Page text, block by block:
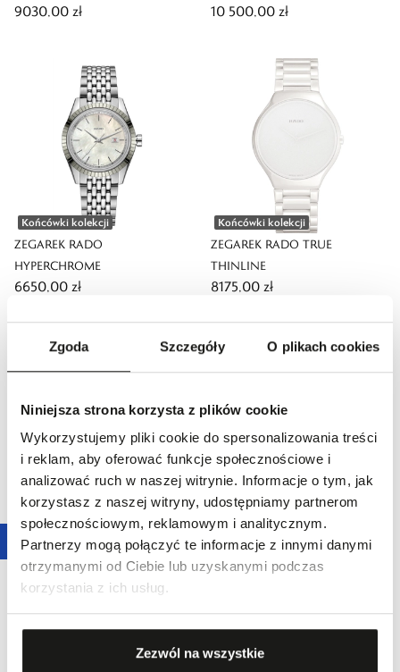
Zgoda Szczegóły O plikach cookies
Niniejsza strona korzysta z plików cookie
Wykorzystujemy pliki cookie do spersonalizowania treści
i reklam, aby oferować funkcje społecznościowe i
analizować ruch w naszej witrynie. Informacje o tym, jak
korzystasz z naszej witryny, udostępniamy partnerom
społecznościowym, reklamowym i analitycznym.
Partnerzy mogą połączyć te informacje z innymi danymi
otrzymanymi od Ciebie lub uzyskanymi podczas
korzystania z ich usług.
Zezwól na wszystkie
LIMITED EDITION
9030,00 zł 10 500,00 zł
Końcówki kolekcji
ZEGAREK RADO
HYPERCHROME
6650,00 zł
Końcówki kolekcji
ZEGAREK RADO TRUE
THINLINE
8175,00 zł
Końcówki kolekcji
ZEGAREK RADO CAPTAIN
COOK HIGH-TECH CERAMIC
13 510,00 zł
Końcówki kolekcji
ZEGAREK RADO TRUE ROUND
THINLINE
7620,00 zł